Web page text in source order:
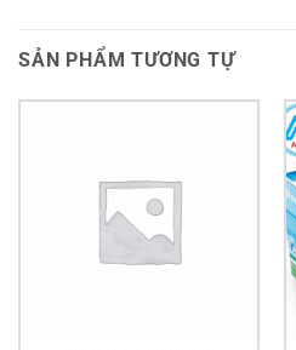
SẢN PHẨM TƯƠNG TỰ